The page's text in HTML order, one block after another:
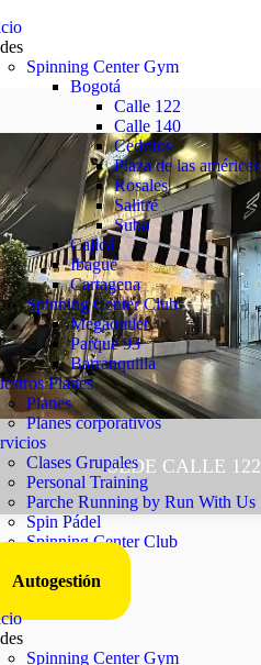
Spinning Center Gym
Bogotá
Calle 122
Calle 140
Cedritos
Plaza de las américas
Rosales
Salitre
Suba
Cajicá
Ibagué
Cartagena
Spinning Center Club
Megaoutlet
Parque 93
Barranquilla
Planes
Planes
Planes corporativos
Clases Grupales
Personal Training
Parche Running by Run With Us
Spin Pádel
Spinning Center Club
con nosotros
Autogestión
Spinning Center Gym
SEDE CALLE 122